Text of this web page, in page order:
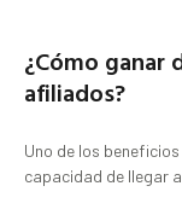
¿Cómo ganar
afiliados?
Uno de los
capacidad de llegar